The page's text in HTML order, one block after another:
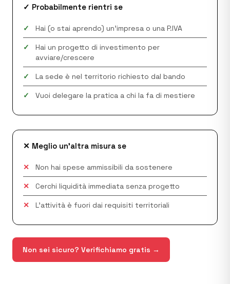
✓ Probabilmente rientri se
✓ Hai (o stai aprendo) un'impresa o una P.IVA
✓
Hai un progetto di investimento per
avviare/crescere
✓ La sede è nel territorio richiesto dal bando
✓ Vuoi delegare la pratica a chi la fa di mestiere
✕ Meglio un'altra misura se
✕ Non hai spese ammissibili da sostenere
✕ Cerchi liquidità immediata senza progetto
✕ L'attività è fuori dai requisiti territoriali
Non sei sicuro? Verifichiamo gratis →